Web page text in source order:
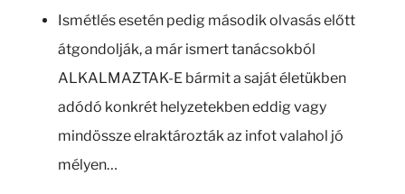
Ismétlés esetén pedig második olvasás előtt
átgondolják, a már ismert tanácsokból
ALKALMAZTAK-E bármit a saját életükben
adódó konkrét helyzetekben eddig vagy
mindössze elraktározták az infot valahol jó
mélyen…